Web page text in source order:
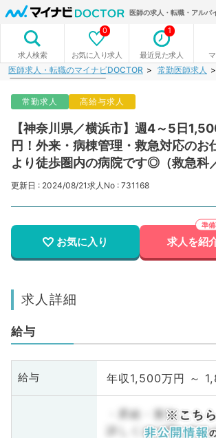
医師の求人・転職・アルバ
求人検索 お気に入り求人
0
最近見た求人
1
医師求人・転職のマイナビDOCTOR 常勤医師求人
常勤求人 高給与求人
【神奈川県／横浜市】週4～5日
円！外来・病棟管理・救急対応の
より徒歩圏内の病院です◎（救急科
更新日 : 2024/08/21求人No : 731168
お気に入り 求人を紹
求人詳細
給与
給与 年収1,500万円 ～
・昇給・賞与
詳しくはお問い合わ